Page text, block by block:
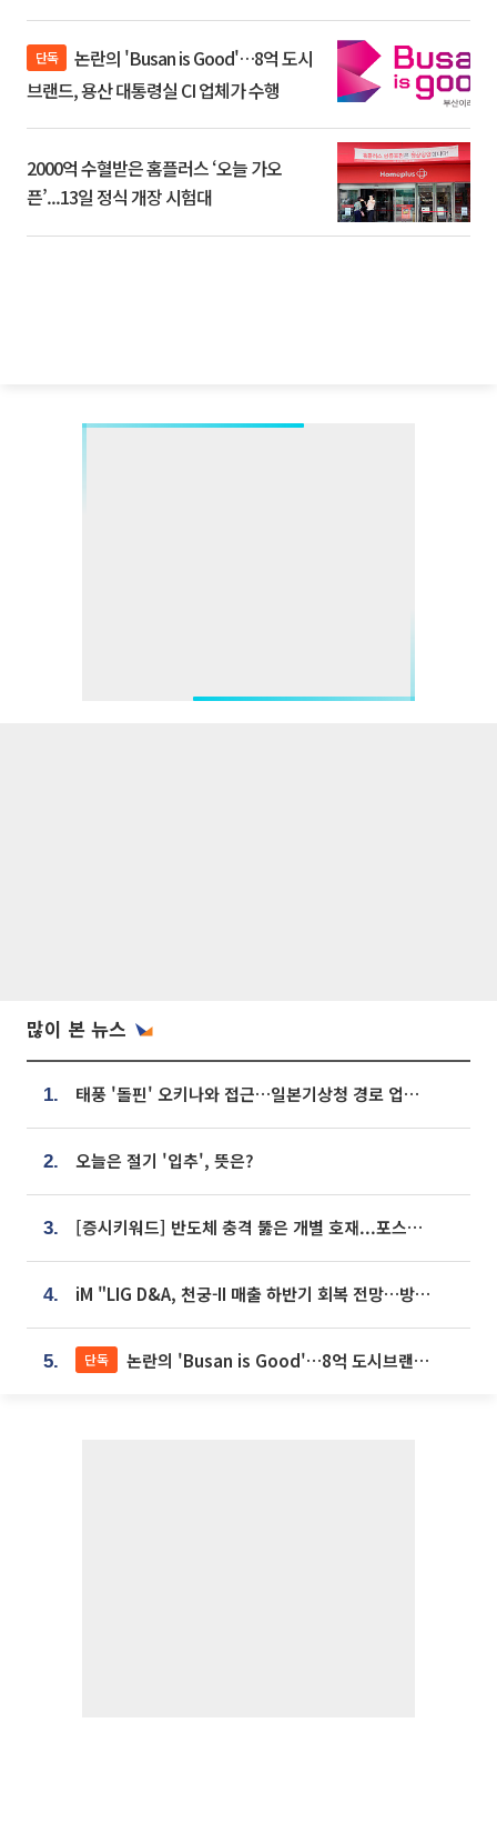
단독
브랜드, 용산 대통령실 CI 업체가 수행
2000억 수혈받은 홈플러스 ‘오늘 가오
픈’...13일 정식 개장 시험대
많이 본 뉴스
1. 태풍 '돌핀' 오키나와 접근…일본기상청 경로 업데이트
2. 오늘은 절기 '입추', 뜻은?
3. [증시키워드] 반도체 충격 뚫은 개별 호재...포스코퓨처엠·에코프로·한화솔루션 '눈길'
4. iM "LIG D&A, 천궁-II 매출 하반기 회복 전망…방산 톱픽 유지"
5. 단독 논란의 'Busan is Good'…8억 도시브랜드, 용산 대통령실 CI 업체가 수행